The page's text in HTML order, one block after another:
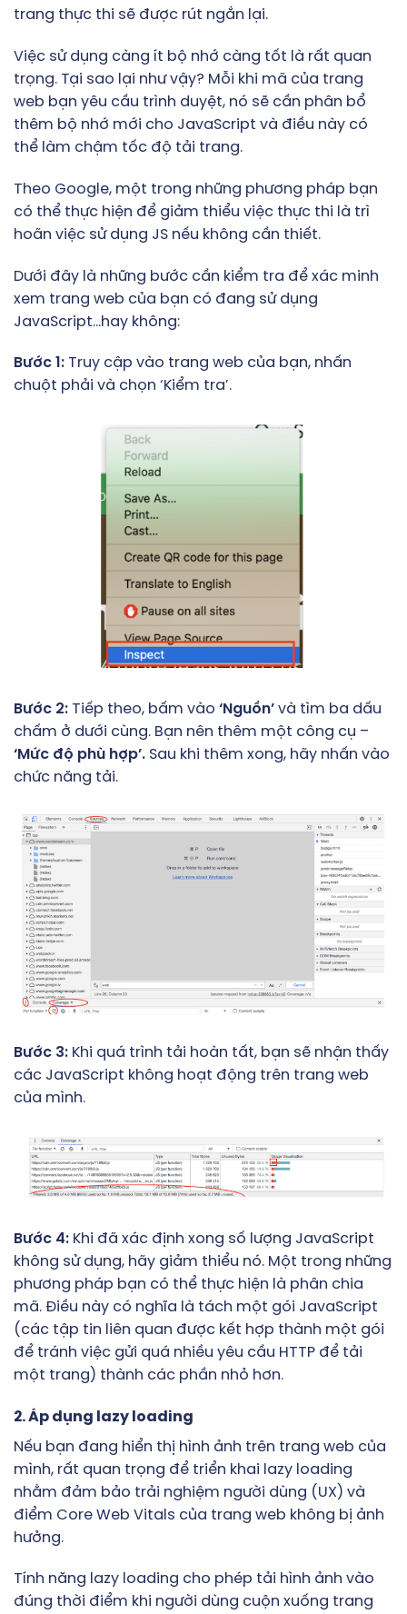
trang thực thi sẽ được rút ngắn lại.
Việc sử dụng càng ít bộ nhớ càng tốt là rất quan
trọng. Tại sao lại như vậy? Mỗi khi mã của trang
web bạn yêu cầu trình duyệt, nó sẽ cần phân bổ
thêm bộ nhớ mới cho JavaScript và điều này có
thể làm chậm tốc độ tải trang.
Theo Google, một trong những phương pháp bạn
có thể thực hiện để giảm thiểu việc thực thi là trì
hoãn việc sử dụng JS nếu không cần thiết.
Dưới đây là những bước cần kiểm tra để xác minh
xem trang web của bạn có đang sử dụng
JavaScript…hay không:
Bước 1: Truy cập vào trang web của bạn, nhấn
chuột phải và chọn ‘Kiểm tra’.
Bước 2: Tiếp theo, bấm vào ‘Nguồn’ và tìm ba dấu
chấm ở dưới cùng. Bạn nên thêm một công cụ –
‘Mức độ phù hợp’. Sau khi thêm xong, hãy nhấn vào
chức năng tải.
Bước 3: Khi quá trình tải hoàn tất, bạn sẽ nhận thấy
các JavaScript không hoạt động trên trang web
của mình.
Bước 4: Khi đã xác định xong số lượng JavaScript
không sử dụng, hãy giảm thiểu nó. Một trong những
phương pháp bạn có thể thực hiện là phân chia
mã. Điều này có nghĩa là tách một gói JavaScript
(các tập tin liên quan được kết hợp thành một gói
để tránh việc gửi quá nhiều yêu cầu HTTP để tải
một trang) thành các phần nhỏ hơn.
2. Áp dụng lazy loading
Nếu bạn đang hiển thị hình ảnh trên trang web của
mình, rất quan trọng để triển khai lazy loading
nhằm đảm bảo trải nghiệm người dùng (UX) và
điểm Core Web Vitals của trang web không bị ảnh
hưởng.
Tính năng lazy loading cho phép tải hình ảnh vào
đúng thời điểm khi người dùng cuộn xuống trang